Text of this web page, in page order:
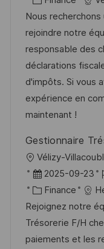
a
t
i
o
n
s
t
e
d
D
a
t
I
a
t
e
g
o
r
y
Nous
rejoindre notre
responsable des
déclarations
d'impôts. Si vous
expérience en
maintenant !
Gestionnaire
L
o
c
a
t
i
Vélizy-
P
o
s
t
e
2025-09-23
I
C
a
t
e
Finance
Rejoignez notre
Trésorerie F/H
paiements et les